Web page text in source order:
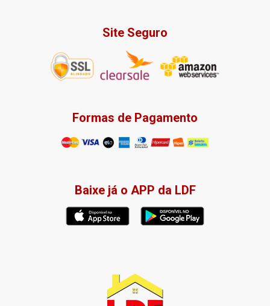
Site Seguro
Formas de Pagamento
Baixe já o APP da LDF